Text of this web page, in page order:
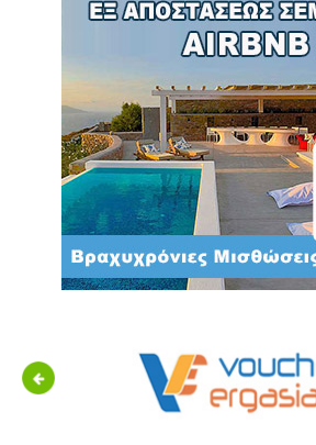
Previous